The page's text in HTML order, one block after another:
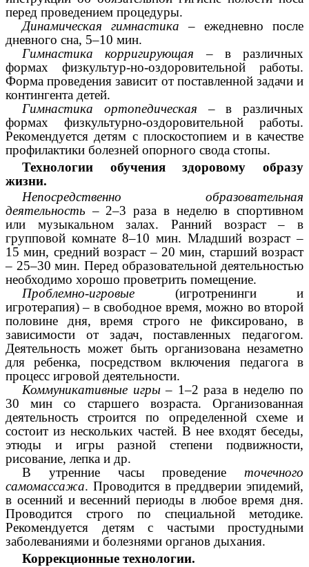
перед проведением процедуры.
Динамическая гимнастика – ежедневно после
дневного сна, 5–10 мин.
Гимнастика корригирующая – в различных
формах физкультур-но-оздоровительной работы.
Форма проведения зависит от поставленной задачи и
контингента детей.
Гимнастика ортопедическая – в различных
формах физкультурно-оздоровительной работы.
Рекомендуется детям с плоскостопием и в качестве
профилактики болезней опорного свода стопы.
Технологии обучения здоровому образу
жизни.
Непосредственно образовательная
деятельность – 2–3 раза в неделю в спортивном
или музыкальном залах. Ранний возраст – в
групповой комнате 8–10 мин. Младший возраст –
15 мин, средний возраст – 20 мин, старший возраст
– 25–30 мин. Перед образовательной деятельностью
необходимо хорошо проветрить помещение.
Проблемно-игровые (игротренинги и
игротерапия) – в свободное время, можно во второй
половине дня, время строго не фиксировано, в
зависимости от задач, поставленных педагогом.
Деятельность может быть организована незаметно
для ребенка, посредством включения педагога в
процесс игровой деятельности.
Коммуникативные игры– 1–2 раза в неделю по
30 мин со старшего возраста. Организованная
деятельность строится по определенной схеме и
состоит из нескольких частей. В нее входят беседы,
этюды и игры разной степени подвижности,
рисование, лепка и др.
В утренние часы проведение точечного
самомассажа. Проводится в преддверии эпидемий,
в осенний и весенний периоды в любое время дня.
Проводится строго по специальной методике.
Рекомендуется детям с частыми простудными
заболеваниями и болезнями органов дыхания.
Коррекционные технологии.